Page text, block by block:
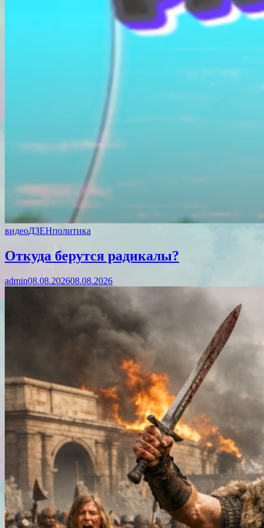
видеоДЗЕНполитика
Откуда берутся радикалы?
admin08.08.202608.08.2026